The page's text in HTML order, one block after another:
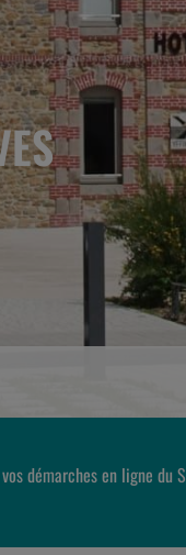
démarches en ligne du